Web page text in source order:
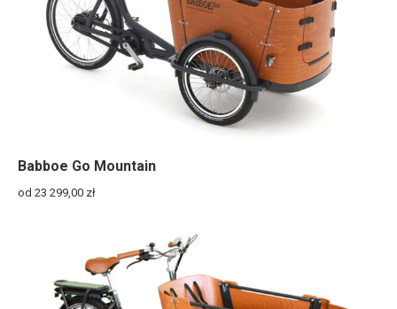
Babboe Go Mountain
od 23 299,00 zł